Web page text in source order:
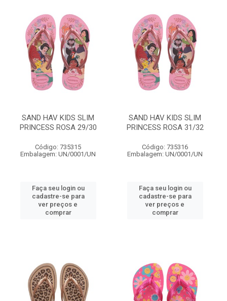
SAND HAV KIDS SLIM
PRINCESS ROSA 29/30
Código: 735315
Embalagem: UN/0001/UN
Faça seu login ou
cadastre-se para
ver preços e
comprar
SAND HAV KIDS SLIM
PRINCESS ROSA 31/32
Código: 735316
Embalagem: UN/0001/UN
Faça seu login ou
cadastre-se para
ver preços e
comprar